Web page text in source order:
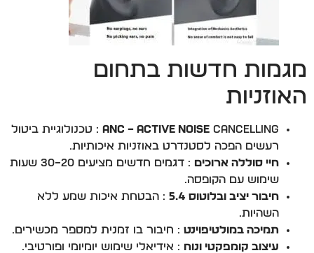
מגמות חדשות בתחום
האוזניות
ANC – Active Noise Cancelling : טכנולוגיית ביטול
רעשים הפכה לסטנדרט באוזניות איכותיות.
חיי סוללה ארוכים
: דגמים חדשים מציעים 20–30 שעות
שימוש עם הקופסה.
חיבור יציב ובלוטוס 5.4
: הבטחת איכות שמע ללא
השהיות.
תמיכה במולטיפוינט : חיבור בו זמנית למספר מכשירים.
עיצוב קומפקטי ונוח : אידיאלי שימוש יומיומי ופורטיבי.